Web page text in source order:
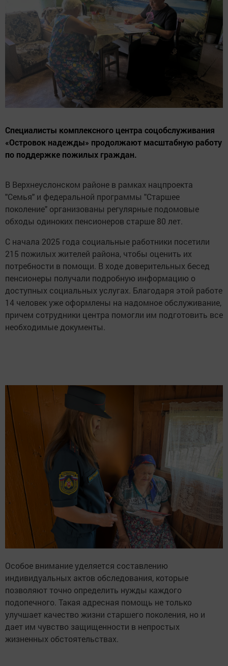
Специалисты комплексного центра соцобслуживания
«Островок надежды» продолжают масштабную работу
по поддержке пожилых граждан.
В Верхнеуслонском районе в рамках нацпроекта
"Семья" и федеральной программы "Старшее
поколение" организованы регулярные подомовые
обходы одиноких пенсионеров старше 80 лет.
С начала 2025 года социальные работники посетили
215 пожилых жителей района, чтобы оценить их
потребности в помощи. В ходе доверительных бесед
пенсионеры получали подробную информацию о
доступных социальных услугах. Благодаря этой работе
14 человек уже оформлены на надомное обслуживание,
причем сотрудники центра помогли им подготовить все
необходимые документы.
Особое внимание уделяется составлению
индивидуальных актов обследования, которые
позволяют точно определить нужды каждого
подопечного. Такая адресная помощь не только
улучшает качество жизни старшего поколения, но и
дает им чувство защищенности в непростых
жизненных обстоятельствах.